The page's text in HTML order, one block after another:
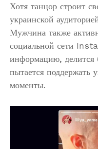
Хотя танцор строит
украинской
Мужчина также
социальной сети
информацию, делится
пытается поддержать
моменты.